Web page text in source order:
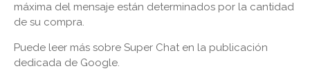
máxima del mensaje están determinados por la cantidad
de su compra.
Puede leer más sobre Super Chat en la publicación
dedicada de Google.